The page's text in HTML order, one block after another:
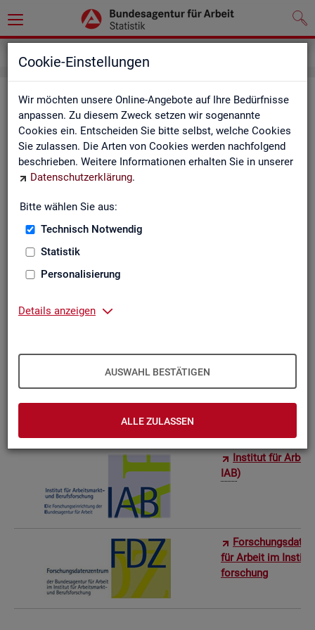
Cookie-Einstellungen
Wir möchten unsere Online-Angebote auf Ihre Bedürfnisse
anpassen. Zu diesem Zweck setzen wir sogenannte
Cookies ein. Entscheiden Sie bitte selbst, welche Cookies
Sie zulassen. Die Arten von Cookies werden nachfolgend
beschrieben. Weitere Informationen erhalten Sie in unserer
Datenschutzerklärung.
Bitte wählen Sie aus:
Technisch Notwendig
Statistik
Personalisierung
Details anzeigen
AUSWAHL BESTÄTIGEN
ALLE ZULASSEN
Wei­te­re Sta­tis­tik­an­ge­bo­te
Hier er­hal­ten Sie eine Aus­wahl wei­te­rer Sta­tis­tik­an­ge­bo­te an­
de­rer In­sti­tu­tio­nen:
In­sti­tut für
IAB)
für Ar­beit im
for­schung